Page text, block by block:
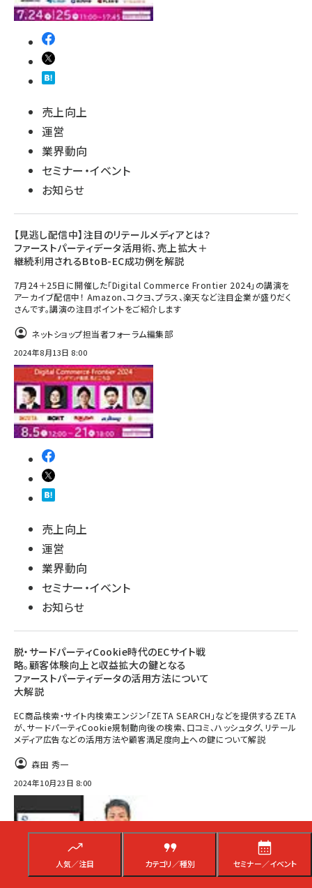
人気／注目 カテゴリ／種別 セミナー／イベント
売上向上
運営
業界動向
セミナー・イベント
お知らせ
【見逃し配信中】注目のリテールメディアとは？
ファーストパーティデータ活用術、売上拡大＋
継続利用されるBtoB-EC成功例を解説
7月24＋25日に開催した「Digital Commerce Frontier 2024」の講演を
アーカイブ配信中！ Amazon、コクヨ、プラス、楽天など注目企業が盛りだく
さんです。講演の注目ポイントをご紹介します
ネットショップ担当者フォーラム編集部
2024年8月13日 8:00
売上向上
運営
業界動向
セミナー・イベント
お知らせ
脱・サードパーティCookie時代のECサイト戦
略。顧客体験向上と収益拡大の鍵となる
ファーストパーティデータの活用方法について
大解説
EC商品検索・サイト内検索エンジン「ZETA SEARCH」などを提供するZETA
が、サードパーティCookie規制動向後の検索、口コミ、ハッシュタグ、リテール
メディア広告などの活用方法や顧客満足度向上への鍵について解説
森田 秀一
2024年10月23日 8:00